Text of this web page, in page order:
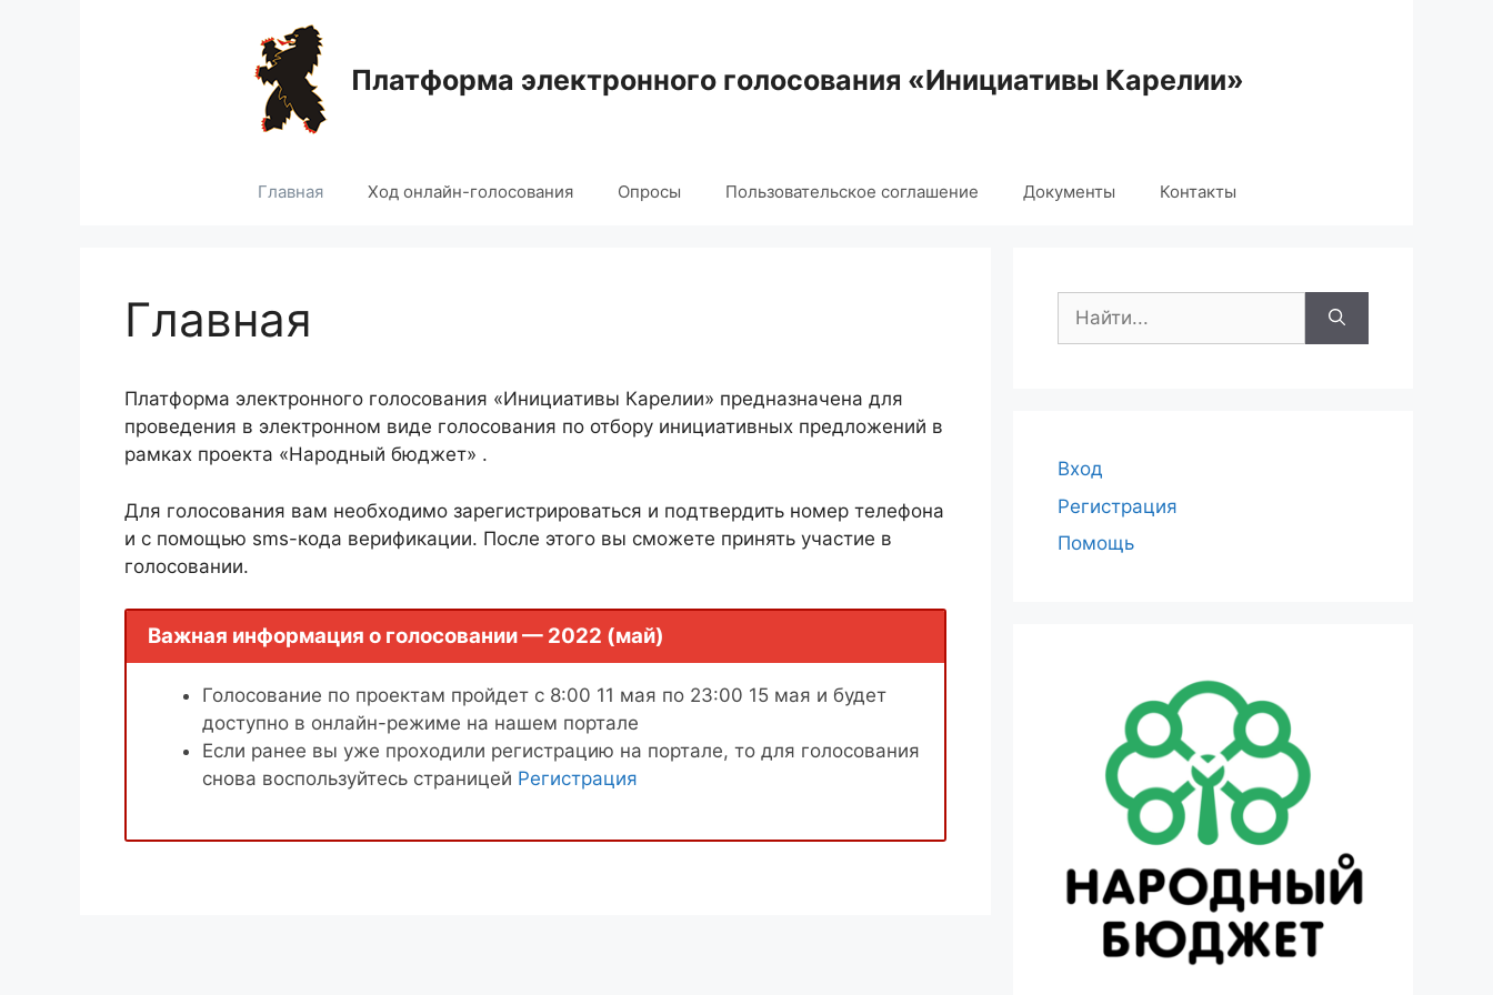
Платформа электронного голосования «Инициативы Карелии»
Главная Ход онлайн-голосования Опросы Пользовательское соглашение Документы Контакты
Главная
Платформа электронного голосования «Инициативы Карелии» предназначена для
проведения в электронном виде голосования по отбору инициативных предложений в
рамках проекта «Народный бюджет» .
Для голосования вам необходимо зарегистрироваться и подтвердить номер телефона
и с помощью sms-кода верификации. После этого вы сможете принять участие в
голосовании.
Важная информация о голосовании — 2022 (май)
Голосование по проектам пройдет с 8:00 11 мая по 23:00 15 мая и будет
доступно в онлайн-режиме на нашем портале
Если ранее вы уже проходили регистрацию на портале, то для голосования
снова воспользуйтесь страницей Регистрация
Поиск:
Вход
Регистрация
Помощь